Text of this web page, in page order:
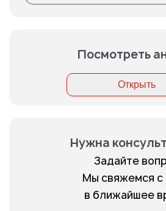
Посмотреть
Открыть
Нужна
Задайте
Мы свяжемся с
в ближайшее